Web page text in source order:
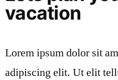
vacation
Lorem ipsum dolor sit
adipiscing elit. Ut elit